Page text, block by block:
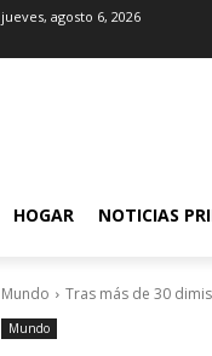
jueves, agosto 6, 2026
HOGAR NOTICIAS
Mundo Tras más de 30
Mundo